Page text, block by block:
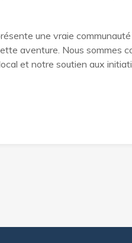
une vraie
aventure. Nous sommes
et notre soutien aux